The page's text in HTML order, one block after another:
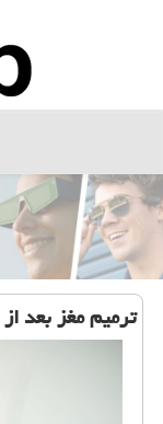
ترمیم مغز بعد